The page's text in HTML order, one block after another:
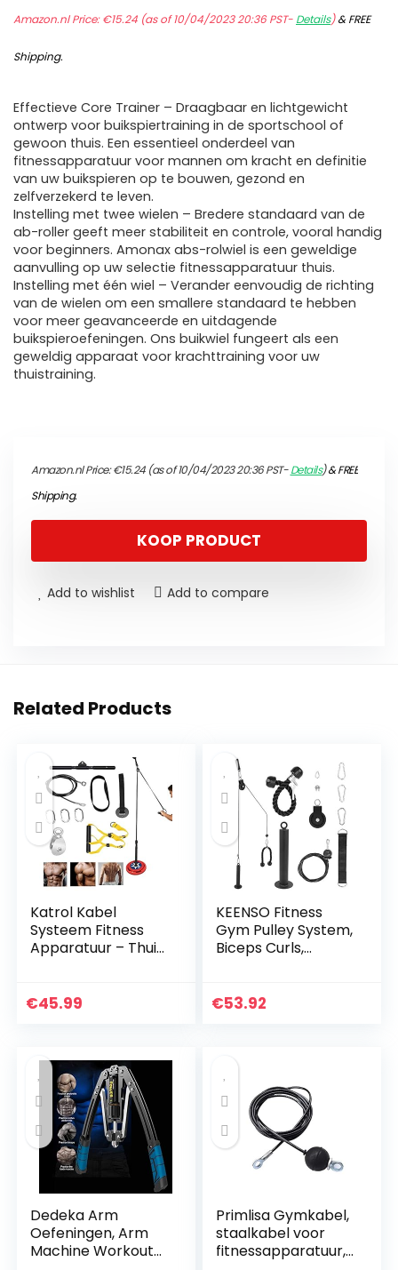
Amazon.nl Price:€15.24 (as of 10/04/2023 20:36 PST- Details)&FREE
Shipping.
Effectieve Core Trainer – Draagbaar en lichtgewicht
ontwerp voor buikspiertraining in de sportschool of
gewoon thuis. Een essentieel onderdeel van
fitnessapparatuur voor mannen om kracht en definitie
van uw buikspieren op te bouwen, gezond en
zelfverzekerd te leven.
Instelling met twee wielen – Bredere standaard van de
ab-roller geeft meer stabiliteit en controle, vooral handig
voor beginners. Amonax abs-rolwiel is een geweldige
aanvulling op uw selectie fitnessapparatuur thuis.
Instelling met één wiel – Verander eenvoudig de richting
van de wielen om een smallere standaard te hebben
voor meer geavanceerde en uitdagende
buikspieroefeningen. Ons buikwiel fungeert als een
geweldig apparaat voor krachttraining voor uw
thuistraining.
Amazon.nl Price:€15.24(as of 10/04/2023 20:36 PST-Details)&FREE
Shipping.
KOOP PRODUCT
Add to wishlist Add to compare
Related Products
Katrol Kabel
Systeem Fitness
Apparatuur – Thuis
Armmachines
€45.99
KEENSO Fitness
Gym Pulley System,
Biceps Curls,
Workout, Pols
€53.92
Dedeka Arm
Oefeningen, Arm
Machine Workout
Primlisa Gymkabel,
staalkabel voor
fitnessapparatuur,